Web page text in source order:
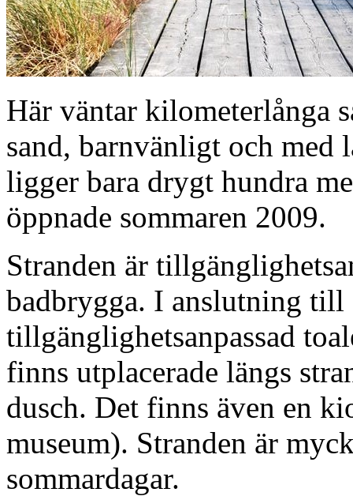
Här väntar kilometerlånga
sand, barnvänligt och med
ligger bara drygt hundra
öppnade sommaren 2009.
Stranden är
badbrygga. I anslutning till
tillgänglighetsanpassad
finns utplacerade längs
dusch. Det finns även en
museum). Stranden är
sommardagar.